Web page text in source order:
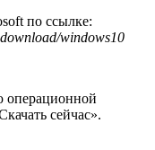
по ссылке:
windows10
операционной
сейчас».